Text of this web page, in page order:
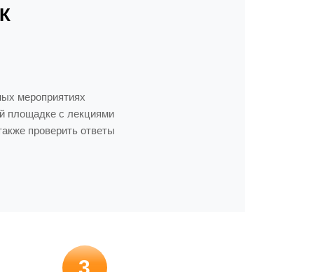
мероприятиях
площадке с лекциями
проверить ответы
3